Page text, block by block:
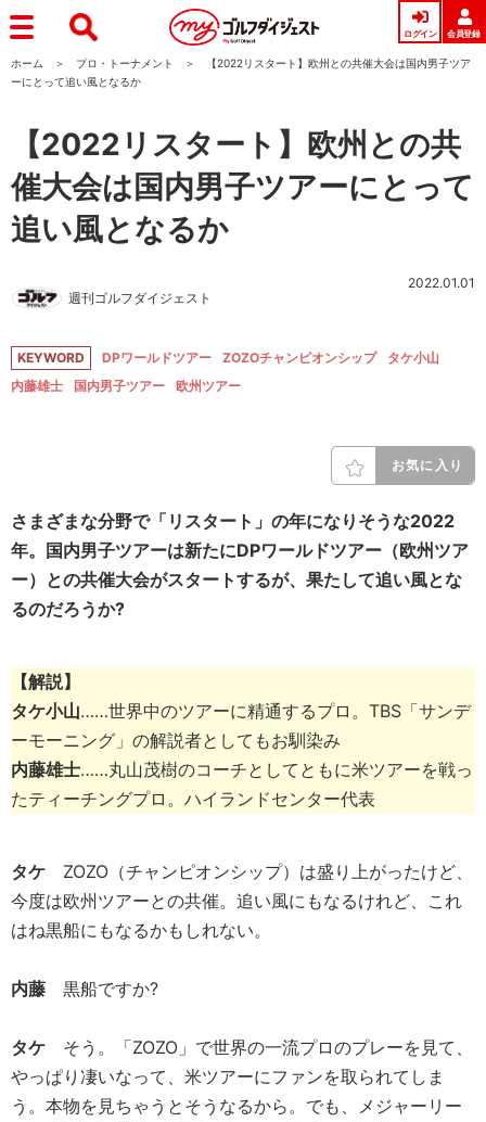
ログイン 会員登録
ホーム プロ・トーナメント
【2022リスタート】欧州との共催大会は国内男子ツア
ーにとって追い風となるか
【2022リスタート】欧州との共
催大会は国内男子ツアーにとって
追い風となるか
週刊ゴルフダイジェスト
2022.01.01
KEYWORD DPワールドツアー ZOZOチャンピオンシップ
タケ小山
内藤雄士
国内男子ツアー 欧州ツアー
お気に入り
さまざまな分野で「リスタート」の年になりそうな2022
年。国内男子ツアーは新たにDPワールドツアー（欧州ツア
ー）との共催大会がスタートするが、果たして追い風とな
るのだろうか?
【解説】
タケ小山……世界中のツアーに精通するプロ。TBS「サンデ
ーモーニング」の解説者としてもお馴染み
内藤雄士……丸山茂樹のコーチとしてともに米ツアーを戦っ
たティーチングプロ。ハイランドセンター代表
タケ ZOZO（チャンピオンシップ）は盛り上がったけど、
今度は欧州ツアーとの共催。追い風にもなるけれど、これ
はね黒船にもなるかもしれない。
内藤 黒船ですか?
タケ そう。「ZOZO」で世界の一流プロのプレーを見て、
やっぱり凄いなって、米ツアーにファンを取られてしま
う。本物を見ちゃうとそうなるから。でも、メジャーリー